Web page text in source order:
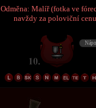
Odměna: Malíř (fotka ve
navždy za poloviční